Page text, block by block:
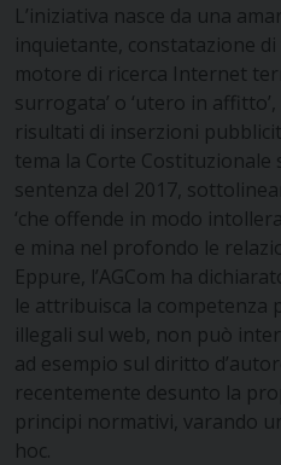
L’iniziativa nasce da una
inquietante, constatazione
motore di ricerca Internet
surrogata’ o ‘utero in
risultati di inserzioni
tema la Corte Costituzionale
sentenza del 2017,
‘che offende in modo
e mina nel profondo le
Eppure, l’AGCom ha
le attribuisca la competenza
illegali sul web, non può
ad esempio sul diritto
recentemente desunto la
principi normativi, varando
hoc.